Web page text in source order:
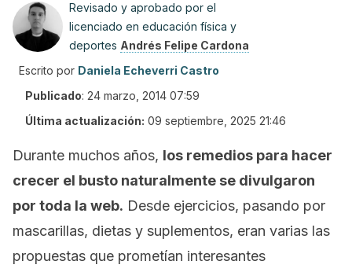
Revisado y aprobado por el
licenciado en educación física y
deportes Andrés Felipe Cardona
Escrito por Daniela Echeverri Castro
Publicado: 24 marzo, 2014 07:59
Última actualización: 09 septiembre, 2025 21:46
Durante muchos años, los remedios para hacer
crecer el busto naturalmente se divulgaron
por toda la web. Desde ejercicios, pasando por
mascarillas, dietas y suplementos, eran varias las
propuestas que prometían interesantes